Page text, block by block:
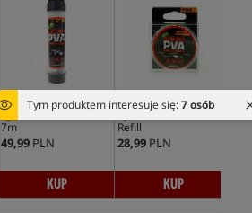
Tym produktem interesuje się:7 osób
Fox Edges PVA Mesh
System - Slow Melt
7m
49,99 PLN
KUP
Fox Edges PVA Mesh
System - Slow Melt
Refill
28,99 PLN
KUP